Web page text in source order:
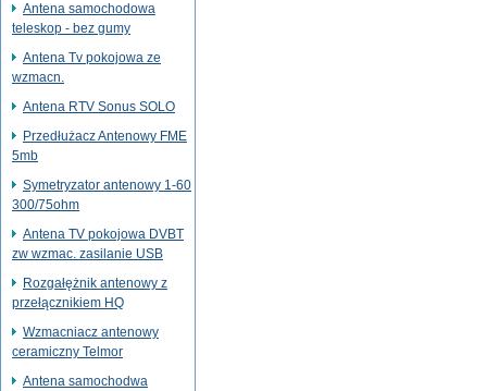
Antena samochodowa
teleskop - bez gumy
Antena Tv pokojowa ze
wzmacn.
Antena RTV Sonus SOLO
Przedłużacz Antenowy FME
5mb
Symetryzator antenowy 1-60
300/75ohm
Antena TV pokojowa DVBT
zw wzmac. zasilanie USB
Rozgałężnik antenowy z
przełącznikiem HQ
Wzmacniacz antenowy
ceramiczny Telmor
Antena samochodwa